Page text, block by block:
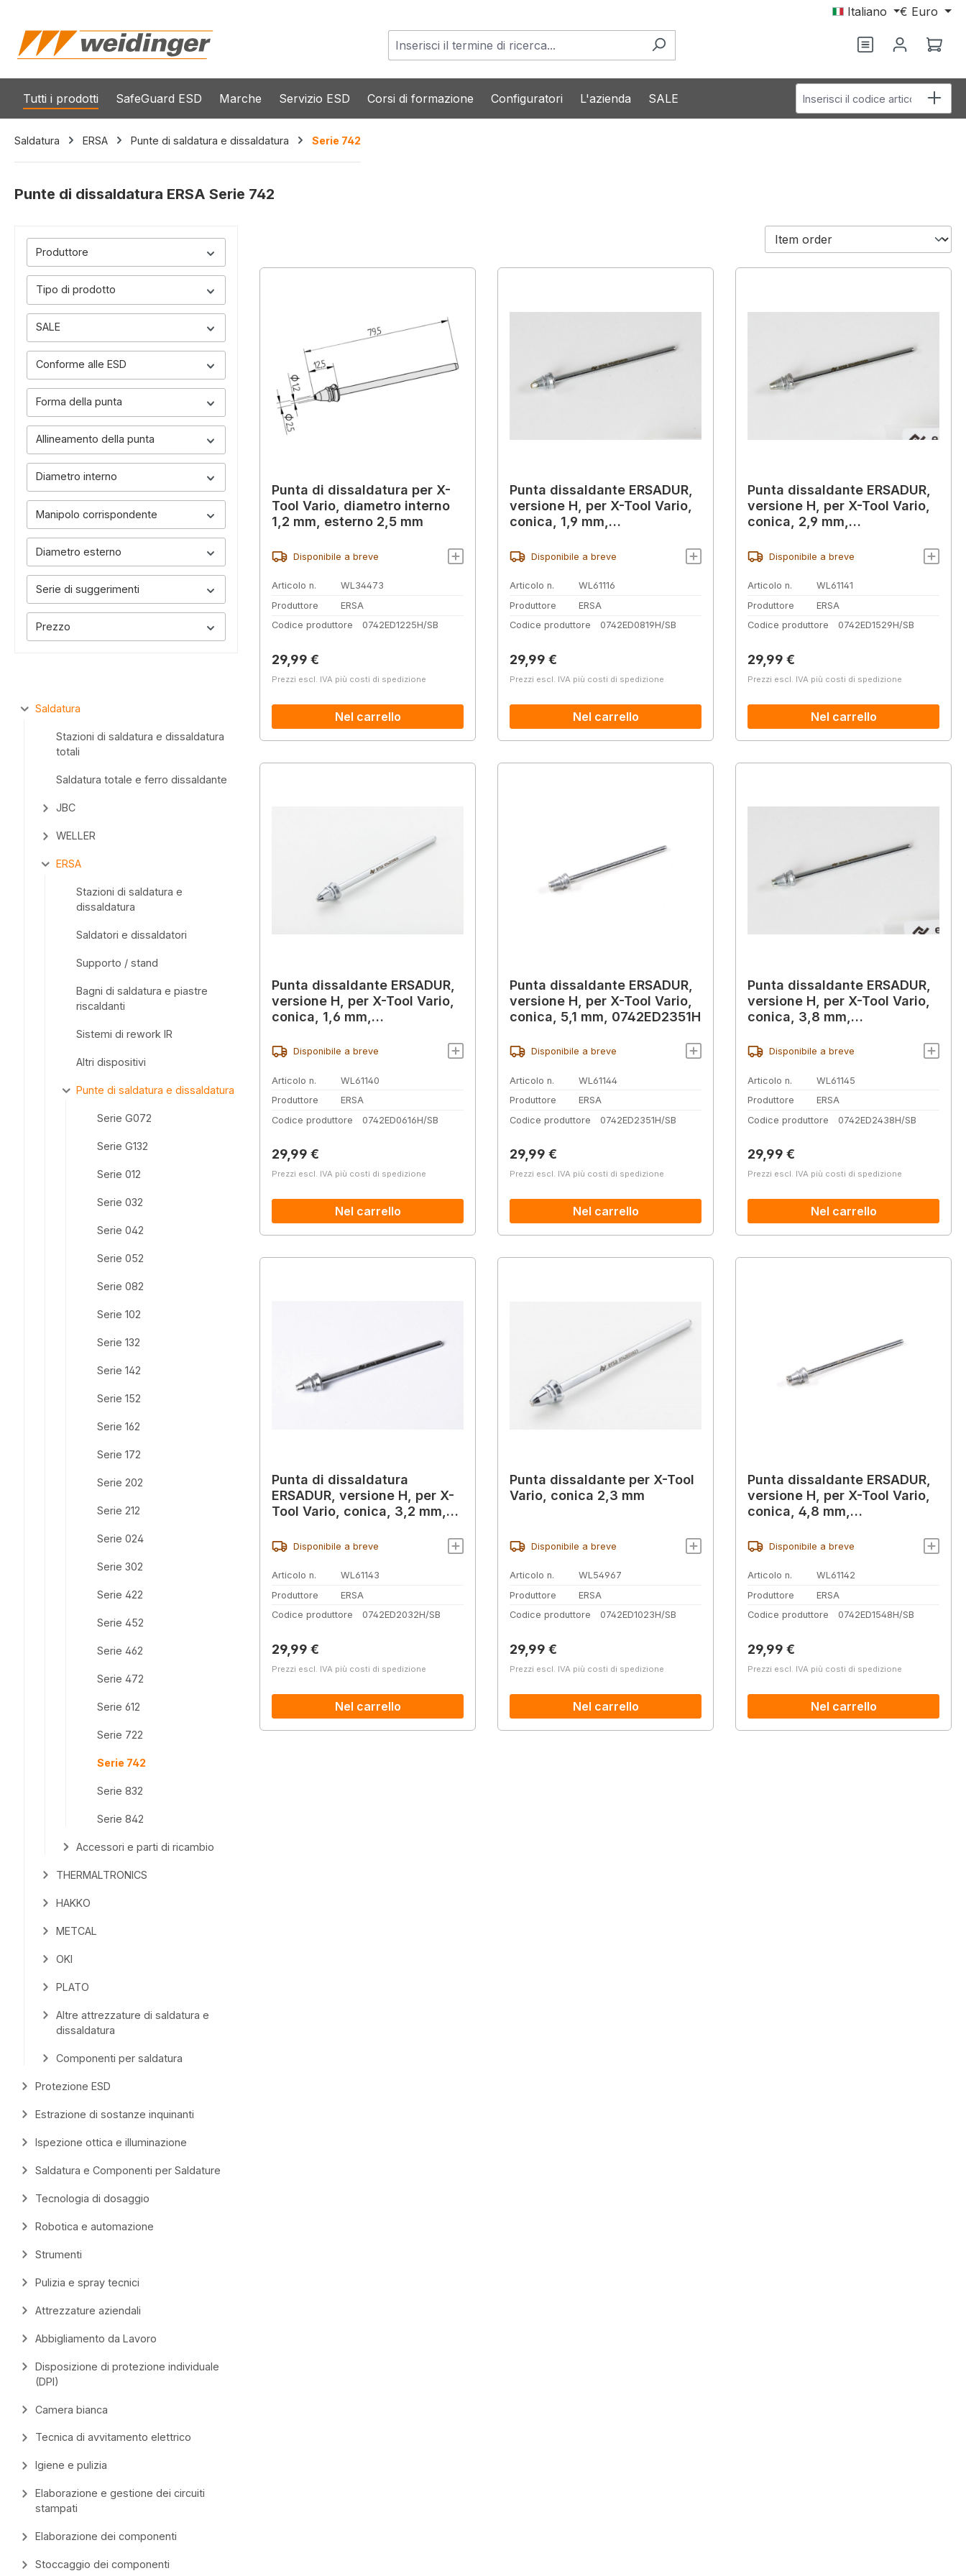
Italiano € Euro
Hai 0 articoliIl
Tutti i prodotti SafeGuard ESD Marche Servizio ESD Corsi di formazione Configuratori L'azienda SALE Inserisci il codice articolo
Saldatura ERSA Punte di saldatura e dissaldatura Serie 742
Punte di dissaldatura ERSA Serie 742
Produttore
Tipo di prodotto
SALE
Conforme alle ESD
Forma della punta
Allineamento della punta
Diametro interno
Manipolo corrispondente
Diametro esterno
Serie di suggerimenti
Prezzo
Saldatura
Stazioni di saldatura e dissaldatura
totali
Saldatura totale e ferro dissaldante
JBC
WELLER
ERSA
Stazioni di saldatura e
dissaldatura
Saldatori e dissaldatori
Supporto / stand
Bagni di saldatura e piastre
riscaldanti
Sistemi di rework IR
Altri dispositivi
Punte di saldatura e dissaldatura
Serie G072
Serie G132
Serie 012
Serie 032
Serie 042
Serie 052
Serie 082
Serie 102
Serie 132
Serie 142
Serie 152
Serie 162
Serie 172
Serie 202
Serie 212
Serie 024
Serie 302
Serie 422
Serie 452
Serie 462
Serie 472
Serie 612
Serie 722
Serie 742
Serie 832
Serie 842
Accessori e parti di ricambio
THERMALTRONICS
HAKKO
METCAL
OKI
PLATO
Altre attrezzature di saldatura e
dissaldatura
Componenti per saldatura
Protezione ESD
Estrazione di sostanze inquinanti
Ispezione ottica e illuminazione
Saldatura e Componenti per Saldature
Tecnologia di dosaggio
Robotica e automazione
Strumenti
Pulizia e spray tecnici
Attrezzature aziendali
Abbigliamento da Lavoro
Disposizione di protezione individuale
(DPI)
Camera bianca
Tecnica di avvitamento elettrico
Igiene e pulizia
Elaborazione e gestione dei circuiti
stampati
Elaborazione dei componenti
Stoccaggio dei componenti
Punta di dissaldatura per X-
Tool Vario, diametro interno
1,2 mm, esterno 2,5 mm
Disponibile a breve
Articolo n.
WL34473
Produttore
ERSA
Codice produttore
0742ED1225H/SB
Prezzo normale:
29,99 €
Prezzi escl. IVA più costi di spedizione
Nel carrello
Punta dissaldante ERSADUR,
versione H, per X-Tool Vario,
conica, 1,9 mm,
Disponibile a breve
Articolo n.
WL61116
Produttore
ERSA
Codice produttore
0742ED0819H/SB
Prezzo normale:
29,99 €
Prezzi escl. IVA più costi di spedizione
Nel carrello
Punta dissaldante ERSADUR,
versione H, per X-Tool Vario,
conica, 2,9 mm,
Disponibile a breve
Articolo n.
WL61141
Produttore
ERSA
Codice produttore
0742ED1529H/SB
Prezzo normale:
29,99 €
Prezzi escl. IVA più costi di spedizione
Nel carrello
Punta dissaldante ERSADUR,
versione H, per X-Tool Vario,
conica, 1,6 mm,
Disponibile a breve
Articolo n.
WL61140
Produttore
ERSA
Codice produttore
0742ED0616H/SB
Prezzo normale:
29,99 €
Prezzi escl. IVA più costi di spedizione
Nel carrello
Punta dissaldante ERSADUR,
versione H, per X-Tool Vario,
conica, 5,1 mm, 0742ED2351H
Disponibile a breve
Articolo n.
WL61144
Produttore
ERSA
Codice produttore
0742ED2351H/SB
Prezzo normale:
29,99 €
Prezzi escl. IVA più costi di spedizione
Nel carrello
Punta dissaldante ERSADUR,
versione H, per X-Tool Vario,
conica, 3,8 mm,
Disponibile a breve
Articolo n.
WL61145
Produttore
ERSA
Codice produttore
0742ED2438H/SB
Prezzo normale:
29,99 €
Prezzi escl. IVA più costi di spedizione
Nel carrello
Punta di dissaldatura
ERSADUR, versione H, per X-
Tool Vario, conica, 3,2 mm,
Disponibile a breve
Articolo n.
WL61143
Produttore
ERSA
Codice produttore
0742ED2032H/SB
Prezzo normale:
29,99 €
Prezzi escl. IVA più costi di spedizione
Nel carrello
Punta dissaldante per X-Tool
Vario, conica 2,3 mm
Disponibile a breve
Articolo n.
WL54967
Produttore
ERSA
Codice produttore
0742ED1023H/SB
Prezzo normale:
29,99 €
Prezzi escl. IVA più costi di spedizione
Nel carrello
Punta dissaldante ERSADUR,
versione H, per X-Tool Vario,
conica, 4,8 mm,
Disponibile a breve
Articolo n.
WL61142
Produttore
ERSA
Codice produttore
0742ED1548H/SB
Prezzo normale:
29,99 €
Prezzi escl. IVA più costi di spedizione
Nel carrello